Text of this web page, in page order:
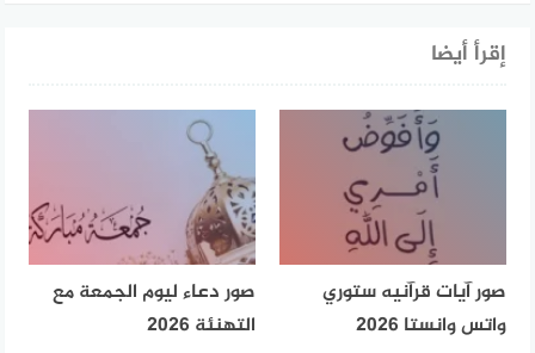
إقرأ أيضا
صور آيات قرآنيه ستوري
واتس وانستا 2026
صور دعاء ليوم الجمعة مع
التهنئة 2026